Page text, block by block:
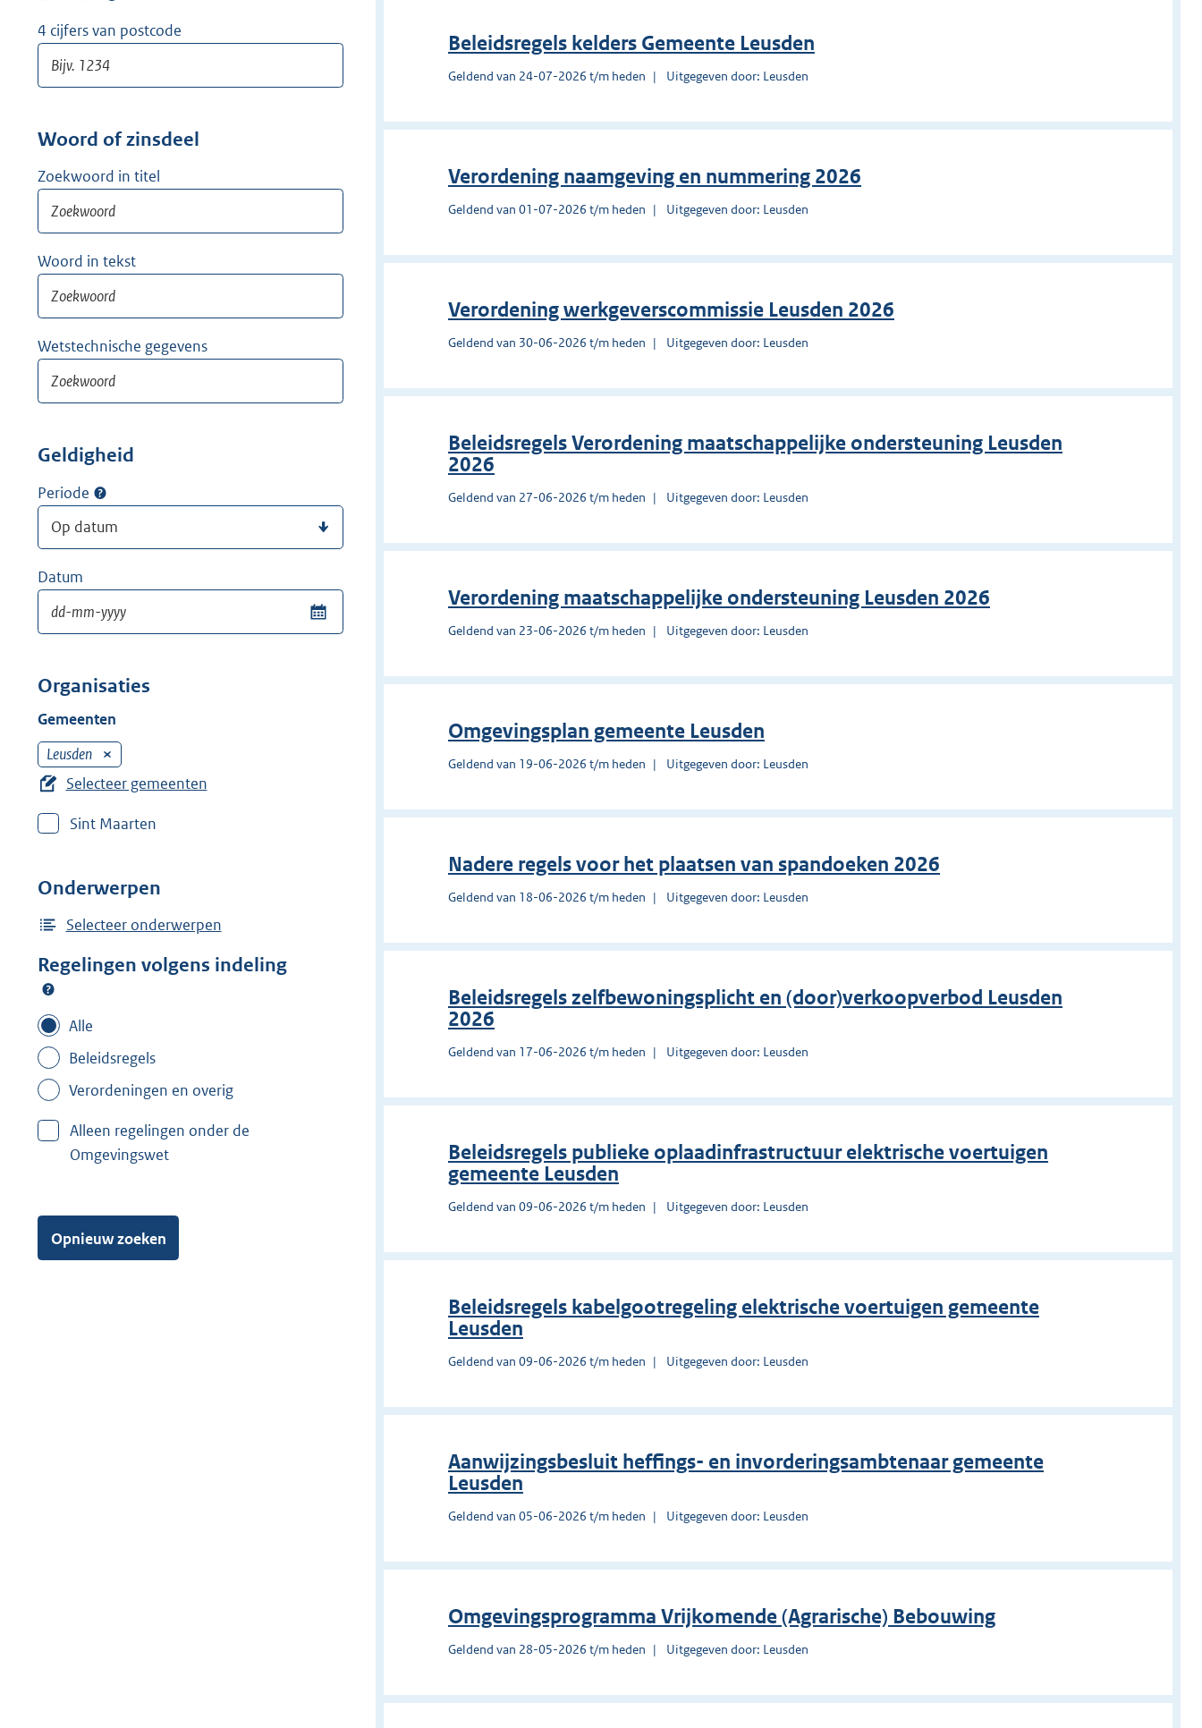
i
4 cijfers van postcode
Woord of zinsdeel
Zoekwoord in titel
Woord in tekst
Wetstechnische gegevens
Geldigheid
Periode
Datum
Organisaties
Gemeenten
Leusden
e
w
d
e
f
e
r
L
e
s
d
e
Selecteer gemeenten
Sint Maarten
Onderwerpen
Selecteer onderwerpen
Regelingen volgens indeling
Alle
Beleidsregels
Verordeningen en overig
Alleen regelingen onder de
Omgevingswet
Opnieuw zoeken
Beleidsregels kelders Gemeente Leusden
Geldend van 24-07-2026 t/m heden Uitgegeven door: Leusden
Verordening naamgeving en nummering 2026
Geldend van 01-07-2026 t/m heden Uitgegeven door: Leusden
Verordening werkgeverscommissie Leusden 2026
Geldend van 30-06-2026 t/m heden Uitgegeven door: Leusden
Beleidsregels Verordening maatschappelijke ondersteuning Leusden
2026
Geldend van 27-06-2026 t/m heden Uitgegeven door: Leusden
Verordening maatschappelijke ondersteuning Leusden 2026
Geldend van 23-06-2026 t/m heden Uitgegeven door: Leusden
Omgevingsplan gemeente Leusden
Geldend van 19-06-2026 t/m heden Uitgegeven door: Leusden
Nadere regels voor het plaatsen van spandoeken 2026
Geldend van 18-06-2026 t/m heden Uitgegeven door: Leusden
Beleidsregels zelfbewoningsplicht en (door)verkoopverbod Leusden
2026
Geldend van 17-06-2026 t/m heden Uitgegeven door: Leusden
Beleidsregels publieke oplaadinfrastructuur elektrische voertuigen
gemeente Leusden
Geldend van 09-06-2026 t/m heden Uitgegeven door: Leusden
Beleidsregels kabelgootregeling elektrische voertuigen gemeente
Leusden
Geldend van 09-06-2026 t/m heden Uitgegeven door: Leusden
Aanwijzingsbesluit heffings- en invorderingsambtenaar gemeente
Leusden
Geldend van 05-06-2026 t/m heden Uitgegeven door: Leusden
Omgevingsprogramma Vrijkomende (Agrarische) Bebouwing
Geldend van 28-05-2026 t/m heden Uitgegeven door: Leusden